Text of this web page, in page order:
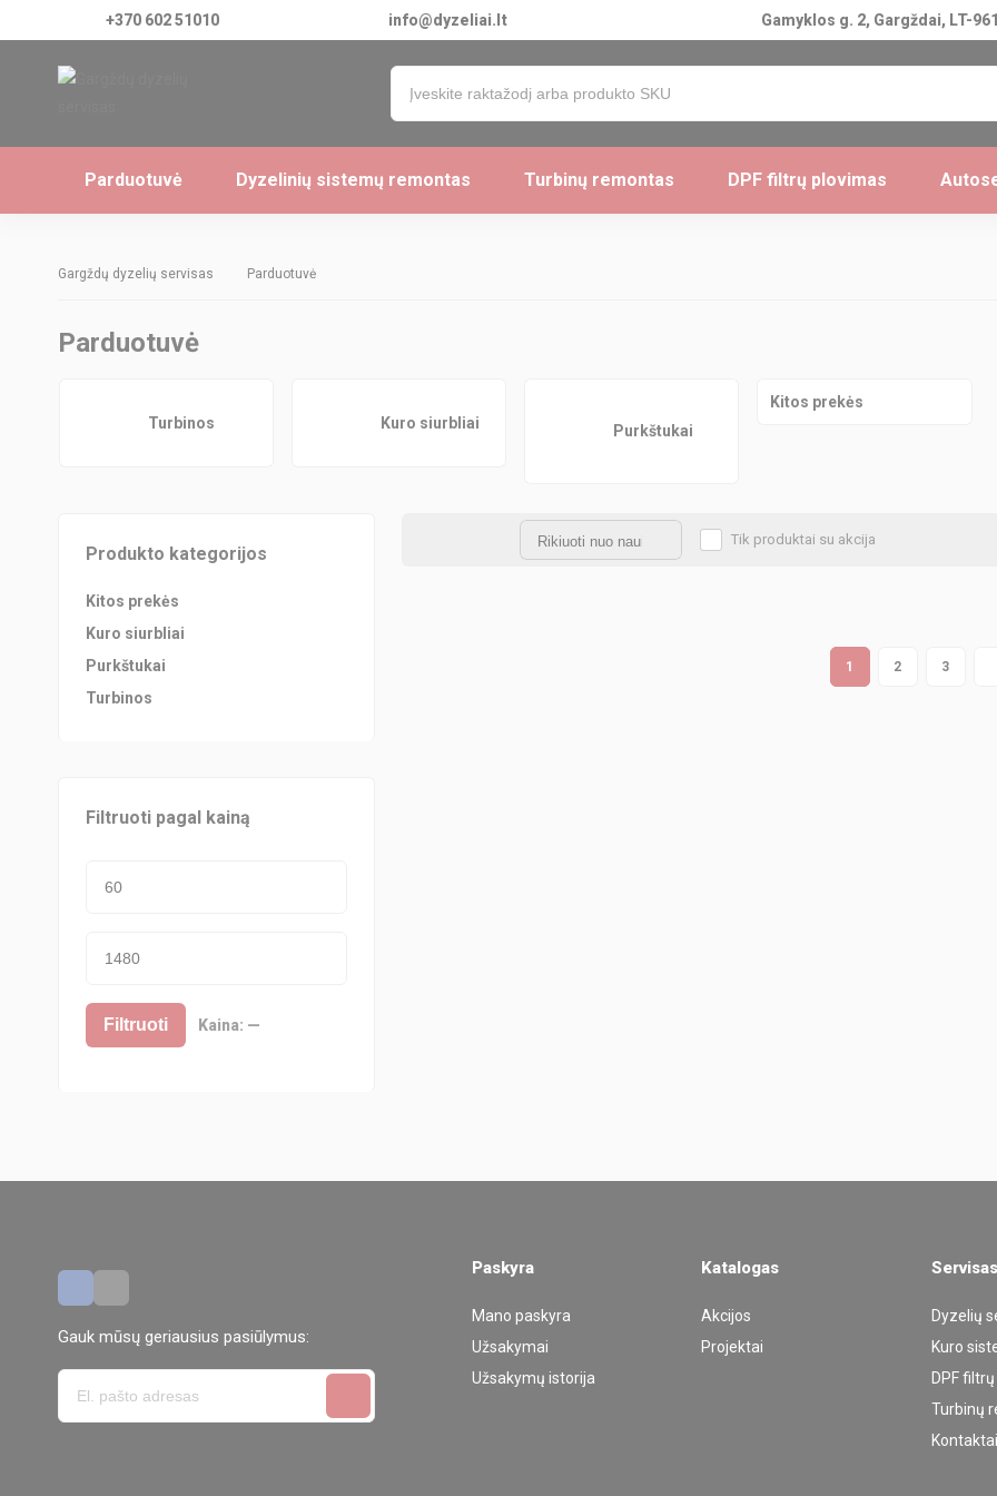
+370 602 51010 info@dyzeliai.lt Gamyklos g. 2, Gargždai, LT-
Parduotuvė Dyzelinių sistemų remontas Turbinų remontas DPF filtrų plovimas
Gargždų dyzelių servisas Parduotuvė
Parduotuvė
Turbinos Kuro siurbliai Purkštukai
Kitos prekės
Produkto kategorijos
Kitos prekės
Kuro siurbliai
Purkštukai
Turbinos
Filtruoti pagal kainą
Filtruoti Kaina: —
Tik produktai su akcija
1 2 3
Gauk mūsų geriausius pasiūlymus:
Paskyra
Mano paskyra
Užsakymai
Užsakymų istorija
Katalogas
Akcijos
Projektai
Servisas
Dyzelių
Kuro
DPF
Turbinų
Kontaktai